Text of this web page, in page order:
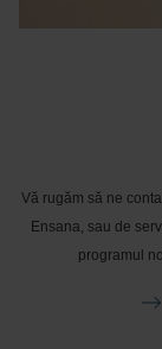
Vă rugăm să ne
Ensana, sau de
programul